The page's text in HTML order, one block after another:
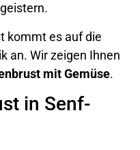
kommt es auf die
an. Wir zeigen Ihnen
mit Gemüse.
in Senf-